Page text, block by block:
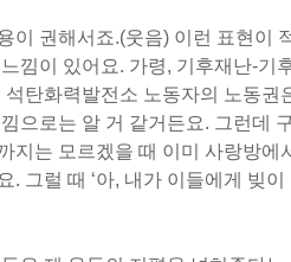
이 권해서죠.(웃음) 이런 표현이
낌이 있어요. 가령, 기후재난-기
석탄화력발전소 노동자의 노동권
으로는 알 거 같거든요. 그런데
지는 모르겠을 때 이미 사랑방
. 그럴 때 ‘아, 내가 이들에게 빚